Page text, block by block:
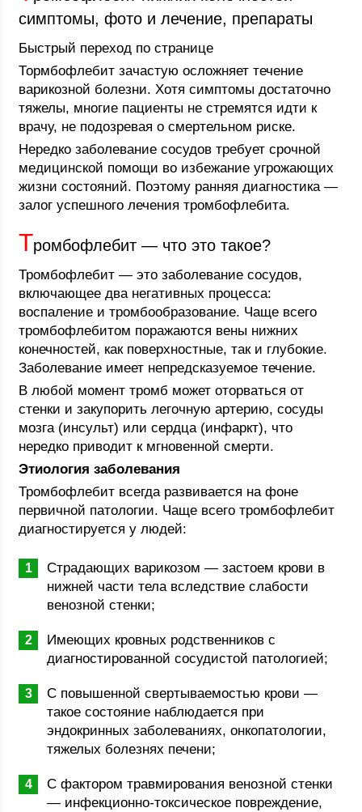
симптомы, фото и лечение, препараты
Быстрый переход по странице
Тормбофлебит зачастую осложняет течение
варикозной болезни. Хотя симптомы достаточно
тяжелы, многие пациенты не стремятся идти к
врачу, не подозревая о смертельном риске.
Нередко заболевание сосудов требует срочной
медицинской помощи во избежание угрожающих
жизни состояний. Поэтому ранняя диагностика —
залог успешного лечения тромбофлебита.
Тромбофлебит — что это такое?
Тромбофлебит — это заболевание сосудов,
включающее два негативных процесса:
воспаление и тромбообразование. Чаще всего
тромбофлебитом поражаются вены нижних
конечностей, как поверхностные, так и глубокие.
Заболевание имеет непредсказуемое течение.
В любой момент тромб может оторваться от
стенки и закупорить легочную артерию, сосуды
мозга (инсульт) или сердца (инфаркт), что
нередко приводит к мгновенной смерти.
Этиология заболевания
Тромбофлебит всегда развивается на фоне
первичной патологии. Чаще всего тромбофлебит
диагностируется у людей:
Страдающих варикозом — застоем крови в
нижней части тела вследствие слабости
венозной стенки;
Имеющих кровных родственников с
диагностированной сосудистой патологией;
С повышенной свертываемостью крови —
такое состояние наблюдается при
эндокринных заболеваниях, онкопатологии,
тяжелых болезнях печени;
С фактором травмирования венозной стенки
— инфекционно-токсическое повреждение,